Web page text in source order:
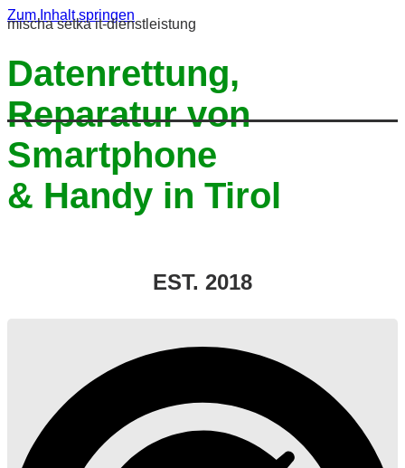
mischa setka it-dienstleistung
Zum Inhalt springen
Datenrettung,
Reparatur von
Smartphone
& Handy in Tirol
EST. 2018